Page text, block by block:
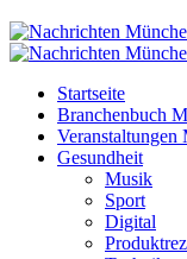
Startseite
Branchenbuch
Veranstaltungen
Gesundheit
Musik
Sport
Digital